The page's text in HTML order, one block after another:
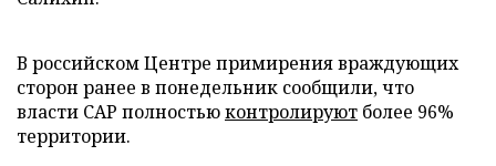
В российском Центре примирения враждующих
сторон ранее в понедельник сообщили, что
власти САР полностьюконтролируют более 96%
территории.